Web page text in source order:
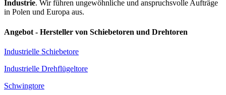
Industrie. Wir führen ungewöhnliche und anspruchsvolle Aufträge
in Polen und Europa aus.
Angebot - Hersteller von Schiebetoren und Drehtoren
Industrielle Schiebetore
Industrielle Drehflügeltore
Schwingtore